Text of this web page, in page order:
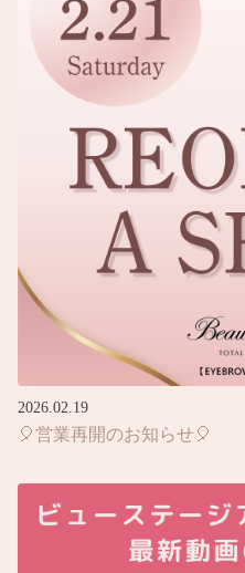
2026.02.19
🎈営業再開のお知らせ🎈